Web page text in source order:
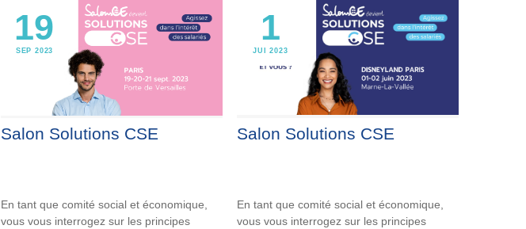
19
SEP 2023
Salon Solutions CSE
En tant que comité social et économique,
vous vous interrogez sur les principes
1
JUI 2023
Salon Solutions CSE
En tant que comité social et économique,
vous vous interrogez sur les principes